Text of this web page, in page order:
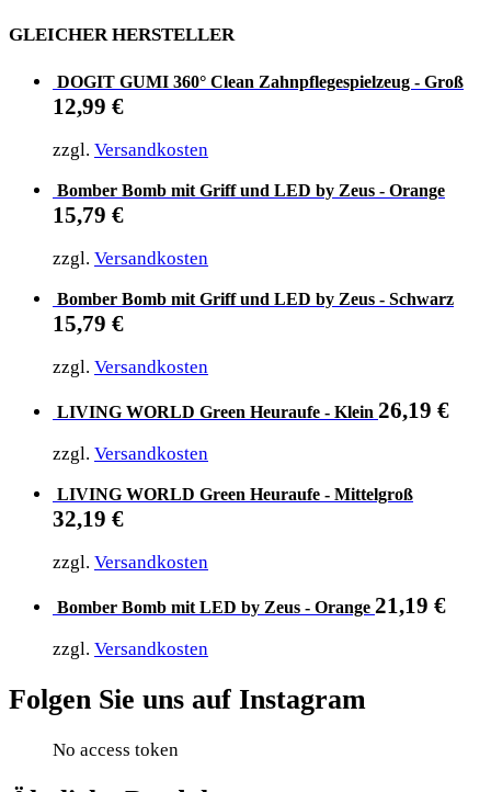
GLEICHER HERSTELLER
DOGIT GUMI 360° Clean Zahnpflegespielzeug - Groß
12,99 €
zzgl. Versandkosten
Bomber Bomb mit Griff und LED by Zeus - Orange
15,79 €
zzgl. Versandkosten
Bomber Bomb mit Griff und LED by Zeus - Schwarz
15,79 €
zzgl. Versandkosten
LIVING WORLD Green Heuraufe - Klein 26,19 €
zzgl. Versandkosten
LIVING WORLD Green Heuraufe - Mittelgroß
32,19 €
zzgl. Versandkosten
Bomber Bomb mit LED by Zeus - Orange 21,19 €
zzgl. Versandkosten
Folgen Sie uns auf Instagram
No access token